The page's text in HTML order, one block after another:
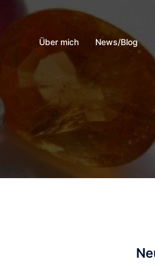
Über mich News/Blog